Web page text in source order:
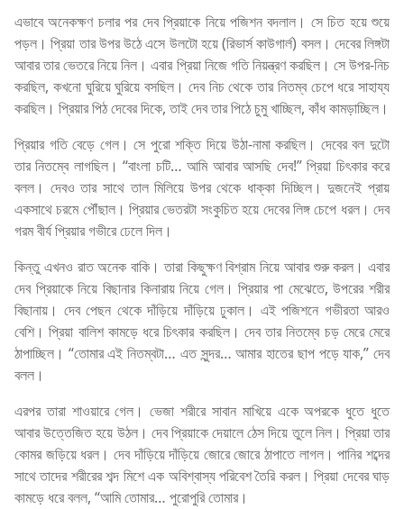
এভাবে অনেকক্ষণ চলার পর দেব প্রিয়াকে নিয়ে পজিশন বদলাল। সে চিত হয়ে শুয়ে
পড়ল। প্রিয়া তার উপর উঠে এসে উলটো হয়ে (রিভার্স কাউগার্ল) বসল। দেবের লিঙ্গটা
আবার তার ভেতরে নিয়ে নিল। এবার প্রিয়া নিজে গতি নিয়ন্ত্রণ করছিল। সে উপর-নিচ
করছিল, কখনো ঘুরিয়ে ঘুরিয়ে বসছিল। দেব নিচ থেকে তার নিতম্ব চেপে ধরে সাহায্য
করছিল। প্রিয়ার পিঠ দেবের দিকে, তাই দেব তার পিঠে চুমু খাচ্ছিল, কাঁধ কামড়াচ্ছিল।
প্রিয়ার গতি বেড়ে গেল। সে পুরো শক্তি দিয়ে উঠা-নামা করছিল। দেবের বল দুটো
তার নিতম্বে লাগছিল। “বাংলা চটি… আমি আবার আসছি দেব!” প্রিয়া চিৎকার করে
বলল। দেবও তার সাথে তাল মিলিয়ে উপর থেকে ধাক্কা দিচ্ছিল। দুজনেই প্রায়
একসাথে চরমে পৌঁছাল। প্রিয়ার ভেতরটা সংকুচিত হয়ে দেবের লিঙ্গ চেপে ধরল। দেব
গরম বীর্য প্রিয়ার গভীরে ঢেলে দিল।
কিন্তু এখনও রাত অনেক বাকি। তারা কিছুক্ষণ বিশ্রাম নিয়ে আবার শুরু করল। এবার
দেব প্রিয়াকে নিয়ে বিছানার কিনারায় নিয়ে গেল। প্রিয়ার পা মেঝেতে, উপরের শরীর
বিছানায়। দেব পেছন থেকে দাঁড়িয়ে দাঁড়িয়ে ঢুকাল। এই পজিশনে গভীরতা আরও
বেশি। প্রিয়া বালিশ কামড়ে ধরে চিৎকার করছিল। দেব তার নিতম্বে চড় মেরে মেরে
ঠাপাচ্ছিল। “তোমার এই নিতম্বটা… এত সুন্দর… আমার হাতের ছাপ পড়ে যাক,” দেব
বলল।
এরপর তারা শাওয়ারে গেল। ভেজা শরীরে সাবান মাখিয়ে একে অপরকে ধুতে ধুতে
আবার উত্তেজিত হয়ে উঠল। দেব প্রিয়াকে দেয়ালে ঠেস দিয়ে তুলে নিল। প্রিয়া তার
কোমর জড়িয়ে ধরল। দেব দাঁড়িয়ে দাঁড়িয়ে জোরে জোরে ঠাপাতে লাগল। পানির শব্দের
সাথে তাদের শরীরের শব্দ মিশে এক অবিশ্বাস্য পরিবেশ তৈরি করল। প্রিয়া দেবের ঘাড়
কামড়ে ধরে বলল, “আমি তোমার… পুরোপুরি তোমার।